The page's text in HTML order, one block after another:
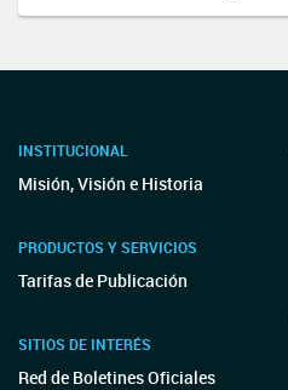
INSTITUCIONAL
Misión, Visión e Historia
PRODUCTOS Y SERVICIOS
Tarifas de Publicación
SITIOS DE INTERÉS
Red de Boletines Oficiales